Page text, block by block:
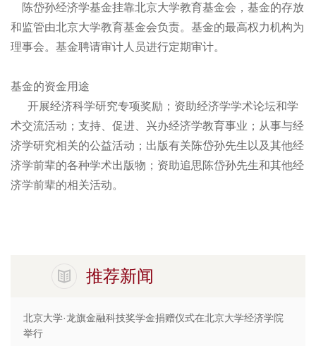
陈岱孙经济学基金挂靠北京大学教育基金会，基金的存放
和监管由北京大学教育基金会负责。基金的最高权力机构为
理事会。基金聘请审计人员进行定期审计。
基金的资金用途
开展经济科学研究专项奖励；资助经济学学术论坛和学
术交流活动；支持、促进、兴办经济学教育事业；从事与经
济学研究相关的公益活动；出版有关陈岱孙先生以及其他经
济学前辈的各种学术出版物；资助追思陈岱孙先生和其他经
济学前辈的相关活动。
推荐新闻
北京大学·龙旗金融科技奖学金捐赠仪式在北京大学经济学院
举行